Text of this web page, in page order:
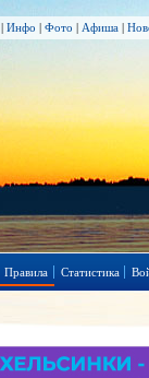
| Инфо | Фото | Афиша |
Правила Статистика